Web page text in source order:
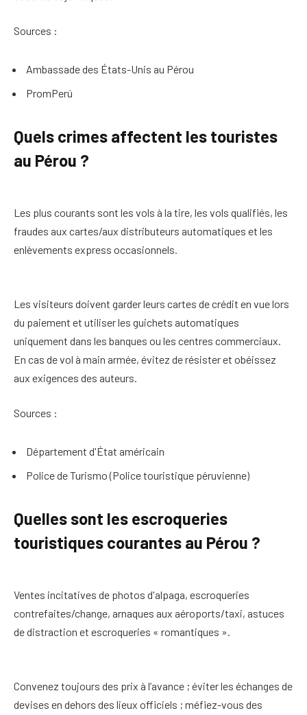
Sources :
Ambassade des États-Unis au Pérou
PromPerú
Quels crimes affectent les touristes
au Pérou ?
Les plus courants sont les vols à la tire, les vols qualifiés, les
fraudes aux cartes/aux distributeurs automatiques et les
enlèvements express occasionnels.
Les visiteurs doivent garder leurs cartes de crédit en vue lors
du paiement et utiliser les guichets automatiques
uniquement dans les banques ou les centres commerciaux.
En cas de vol à main armée, évitez de résister et obéissez
aux exigences des auteurs.
Sources :
Département d'État américain
Police de Turismo (Police touristique péruvienne)
Quelles sont les escroqueries
touristiques courantes au Pérou ?
Ventes incitatives de photos d'alpaga, escroqueries
contrefaites/change, arnaques aux aéroports/taxi, astuces
de distraction et escroqueries « romantiques ».
Convenez toujours des prix à l’avance ; éviter les échanges de
devises en dehors des lieux officiels ; méfiez-vous des